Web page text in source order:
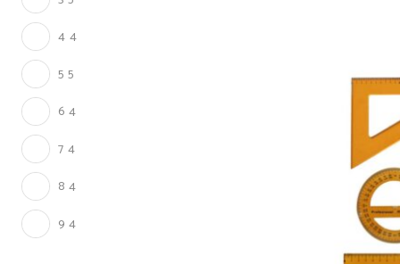
4 4
5 5
6 4
7 4
8 4
9 4